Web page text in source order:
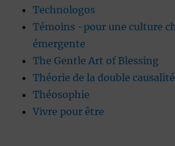
Technologos
Témoins -pour une culture
émergente
The Gentle Art of Blessing
Théorie de la double causalité
Théosophie
Vivre pour être